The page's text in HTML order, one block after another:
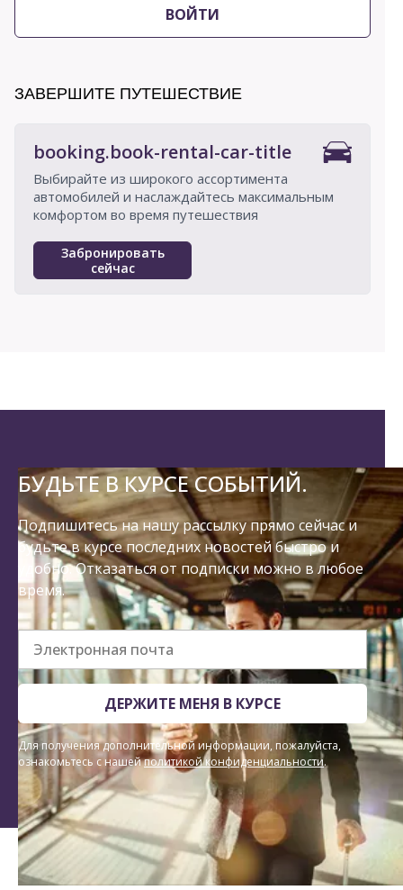
ВОЙТИ
ЗАВЕРШИТЕ ПУТЕШЕСТВИЕ
booking.book-rental-car-title
Выбирайте из широкого ассортимента
автомобилей и наслаждайтесь максимальным
комфортом во время путешествия
Забронировать
сейчас
БУДЬТЕ В КУРСЕ СОБЫТИЙ.
Подпишитесь на нашу рассылку прямо сейчас и
будьте в курсе последних новостей быстро и
удобно. Отказаться от подписки можно в любое
время.
Электронная почта
ДЕРЖИТЕ МЕНЯ В КУРСЕ
Для получения дополнительной информации, пожалуйста,
ознакомьтесь с нашейполитикой конфиденциальности.